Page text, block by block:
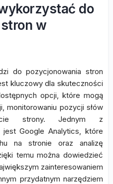
do
w
do pozycjonowania stron
kluczowy dla skuteczności
opcji, które mogą
monitorowaniu pozycji słów
strony. Jednym z
jest Google Analytics, które
na stronie oraz analizę
temu można dowiedzieć
zainteresowaniem
przydatnym narzędziem